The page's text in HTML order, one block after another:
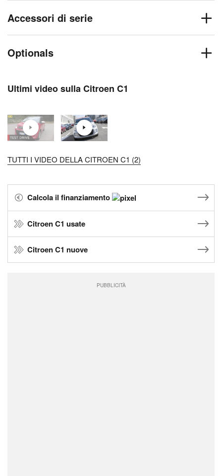
Accessori di serie
Optionals
Ultimi video sulla Citroen C1
TUTTI I VIDEO DELLA CITROEN C1 (2)
Calcola il finanziamento
Citroen C1 usate
Citroen C1 nuove
PUBBLICITÀ